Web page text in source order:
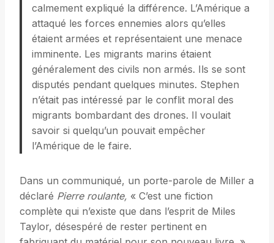
calmement expliqué la différence. L’Amérique a
attaqué les forces ennemies alors qu’elles
étaient armées et représentaient une menace
imminente. Les migrants marins étaient
généralement des civils non armés. Ils se sont
disputés pendant quelques minutes. Stephen
n’était pas intéressé par le conflit moral des
migrants bombardant des drones. Il voulait
savoir si quelqu’un pouvait empêcher
l’Amérique de le faire.
Dans un communiqué, un porte-parole de Miller a
déclaré Pierre roulante, « C’est une fiction
complète qui n’existe que dans l’esprit de Miles
Taylor, désespéré de rester pertinent en